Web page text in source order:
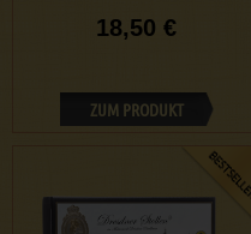
18,50 €
ZUM PRODUKT